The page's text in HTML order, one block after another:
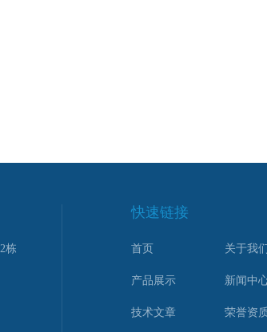
栋
快速链接
首页 关于我们
产品展示 新闻中
技术文章 荣誉资